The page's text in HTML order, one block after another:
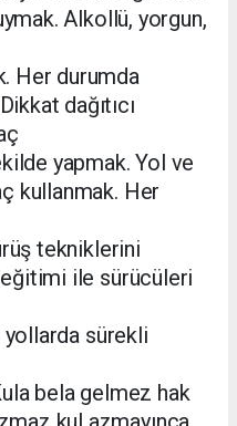
Alkollü, yorgun,
Her durumda
dağıtıcı
yapmak. Yol ve
kullanmak. Her
tekniklerini
ile sürücüleri
yollarda sürekli
bela gelmez hak